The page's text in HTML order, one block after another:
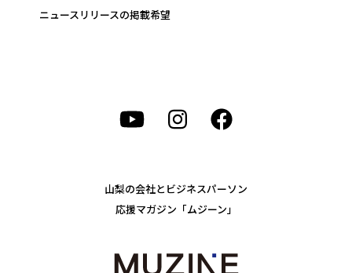
ニュースリリースの掲載希望
山梨の会社とビジネスパーソン
応援マガジン「ムジーン」